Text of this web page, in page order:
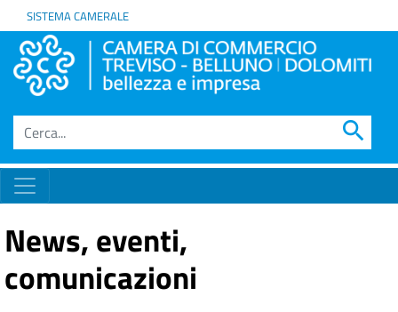
SISTEMA CAMERALE
search
News, eventi,
comunicazioni